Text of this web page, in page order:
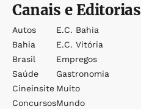
Canais e Editorias
Autos
Bahia
Brasil
Saúde
Cineinsite
Concursos
E.c. Bahia
E.c. Vitória
Empregos
Gastronomia
Muito
Mundo